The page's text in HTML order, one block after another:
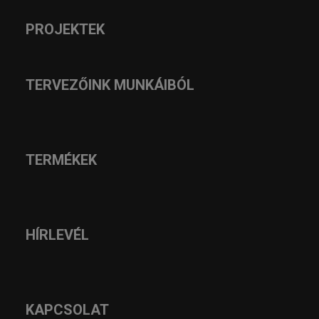
PROJEKTEK
TERVEZŐINK MUNKÁIBÓL
TERMÉKEK
HÍRLEVÉL
KAPCSOLAT